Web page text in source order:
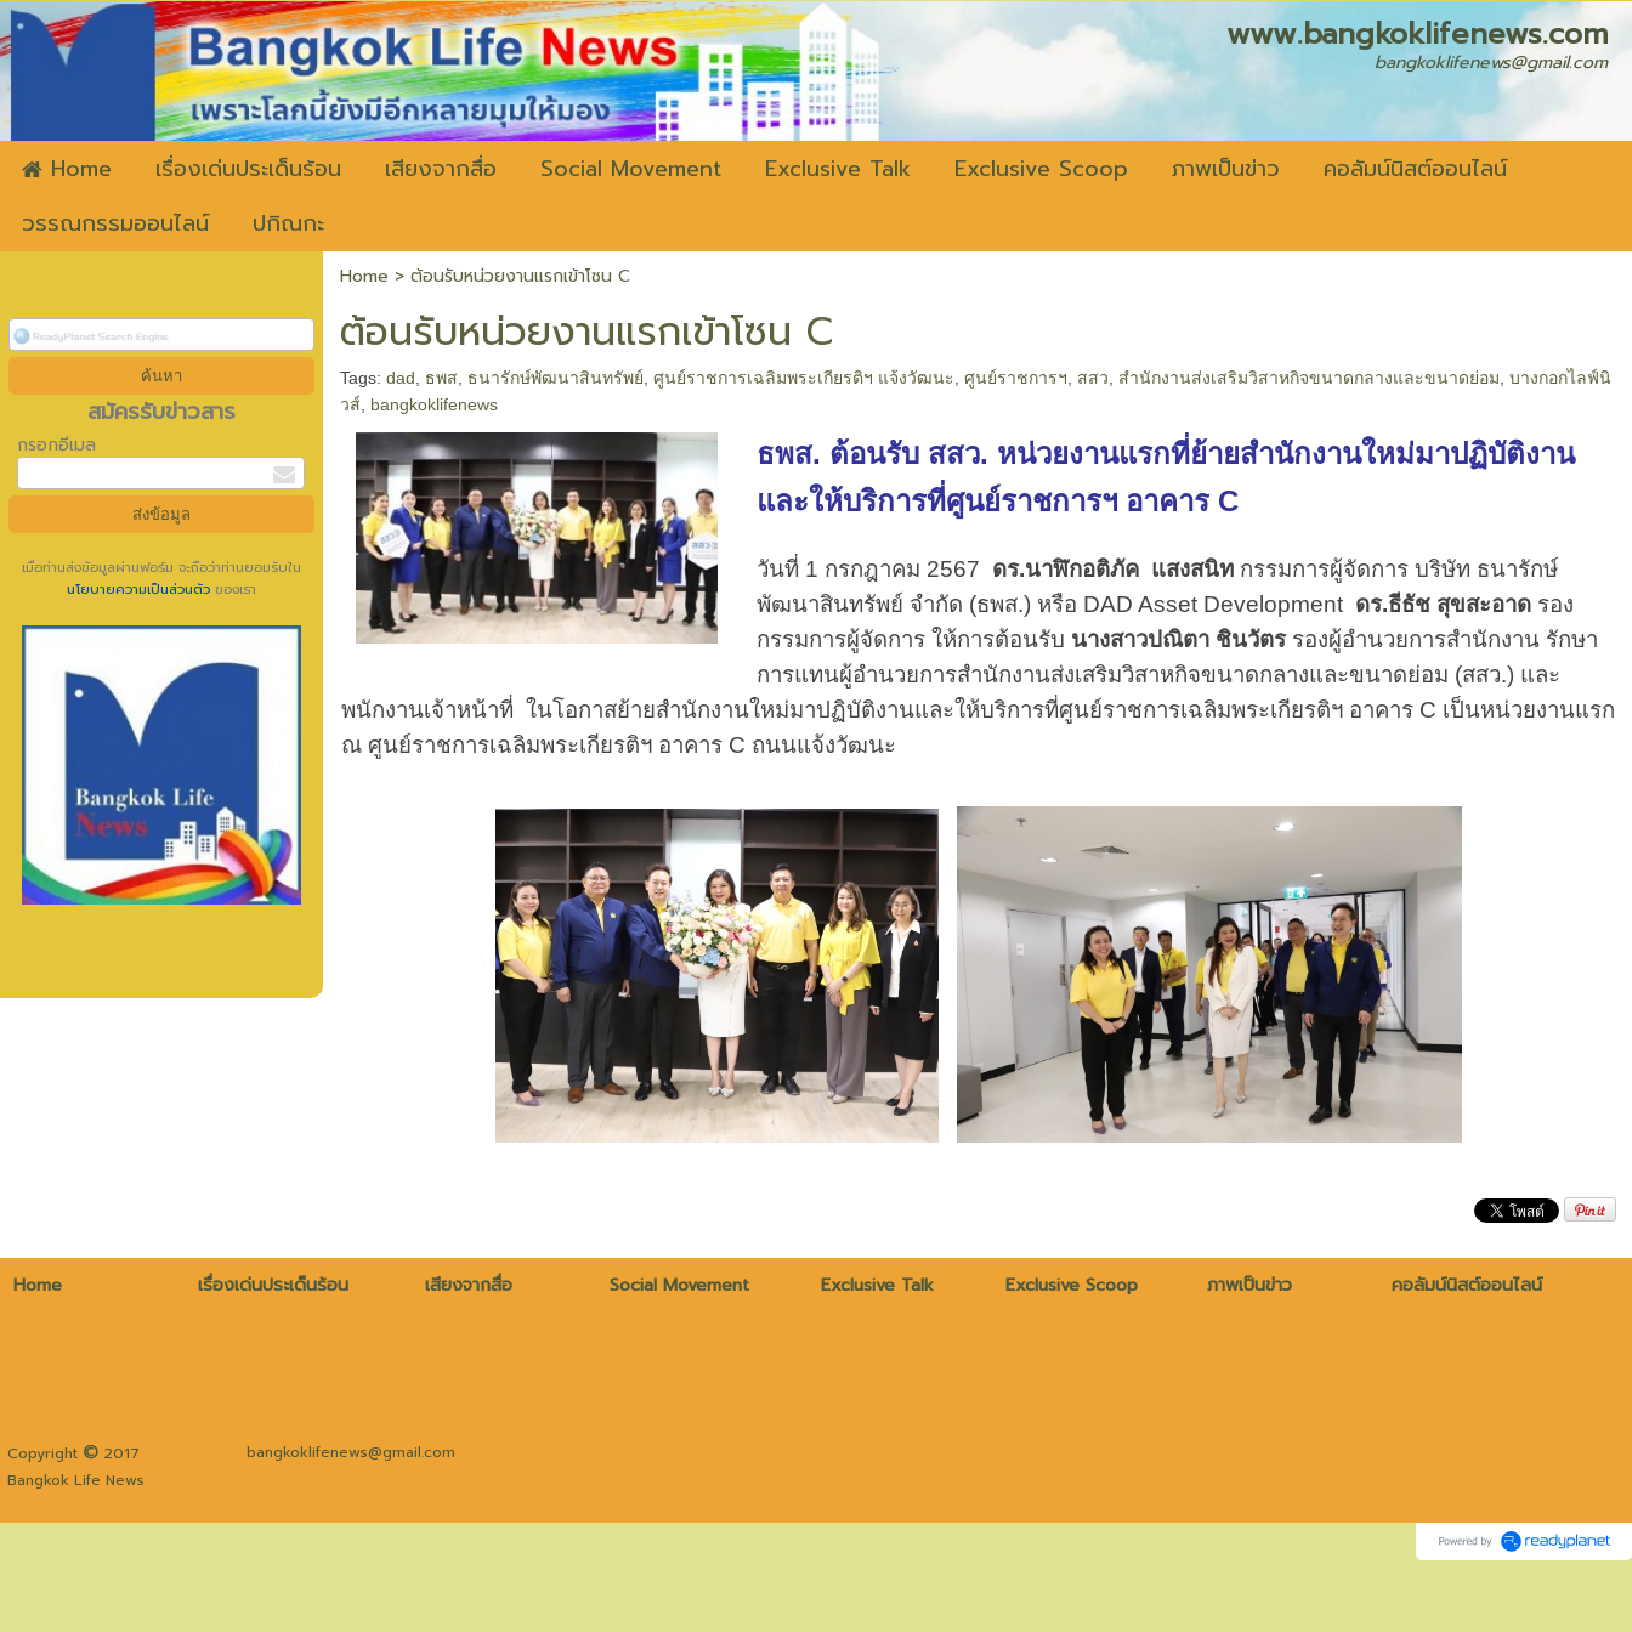
www.bangkoklifenews.com
bangkoklifenews@gmail.com
Home เรื่องเด่นประเด็นร้อน เสียงจากสื่อ Social Movement Exclusive Talk Exclusive Scoop ภาพเป็นข่าว
คอลัมน์นิสต์ออนไลน์
วรรณกรรมออนไลน์
ปกิณกะ
สมัครรับข่าวสาร
กรอกอีเมล
เมื่อท่านส่งข้อมูลผ่านฟอร์ม จะถือว่าท่านยอมรับใน
นโยบายความเป็นส่วนตัว ของเรา
Home > ต้อนรับหน่วยงานแรกเข้าโซน C
ต้อนรับหน่วยงานแรกเข้าโซน C
Tags:dad ธพส ธนารักษ์พัฒนาสินทรัพย์ ,ศูนย์ราชการเฉลิมพระเกียรติฯ แจ้งวัฒนะ ,ศูนย์ราชการฯ สสว สำนักงานส่งเสริมวิสาหกิจขนาดกลางและขนาดย่อม ,บางกอกไลฟ์นิ
วส์
bangkoklifenews
ธพส. ต้อนรับ สสว. หน่วยงานแรกที่ย้ายสำนักงานใหม่มาปฏิบัติงาน
และให้บริการที่ศูนย์ราชการฯ อาคาร C
วันที่ 1 กรกฎาคม 2567 ดร.นาฬิกอติภัค แสงสนิทกรรมการผู้จัดการ บริษัท ธนารักษ์
พัฒนาสินทรัพย์ จำกัด (ธพส.) หรือ DAD Asset Development ดร.ธีธัช สุขสะอาดรอง
กรรมการผู้จัดการ ให้การต้อนรับ นางสาวปณิตา ชินวัตรรองผู้อำนวยการสำนักงาน รักษา
การแทนผู้อำนวยการสำนักงานส่งเสริมวิสาหกิจขนาดกลางและขนาดย่อม (สสว.) และ
พนักงานเจ้าหน้าที่ ในโอกาสย้ายสำนักงานใหม่มาปฏิบัติงานและให้บริการที่ศูนย์ราชการเฉลิมพระเกียรติฯ อาคาร C เป็นหน่วยงานแรก
ณ ศูนย์ราชการเฉลิมพระเกียรติฯ อาคาร C ถนนแจ้งวัฒนะ
Home เรื่องเด่นประเด็นร้อน เสียงจากสื่อ Social Movement Exclusive Talk Exclusive Scoop ภาพเป็นข่าว คอลัมน์นิสต์ออนไลน์
Copyright © 2017
bangkoklifenews@gmail.com
Bangkok Life News